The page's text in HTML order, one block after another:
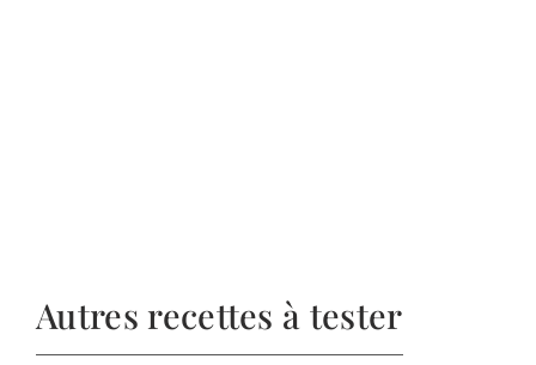
Autres recettes à tester